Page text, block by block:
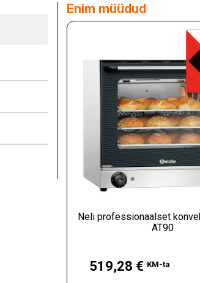
Enim müüdud
Neli professionaalset
AT90
519,28 € KM-ta